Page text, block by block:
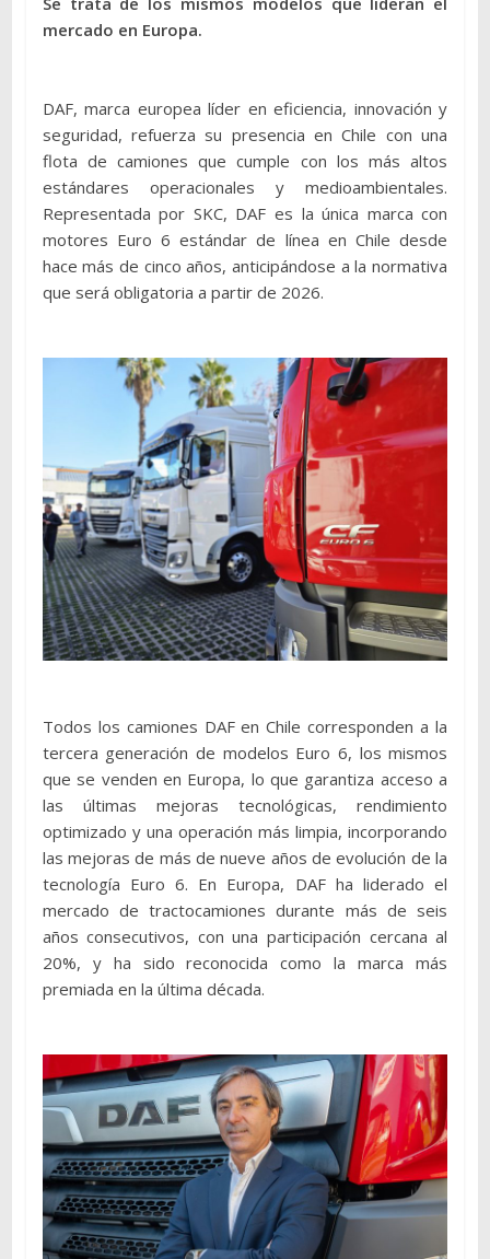
mercado en Europa.
DAF, marca europea líder en eficiencia, innovación y
seguridad, refuerza su presencia en Chile con una
flota de camiones que cumple con los más altos
estándares operacionales y medioambientales.
Representada por SKC, DAF es la única marca con
motores Euro 6 estándar de línea en Chile desde
hace más de cinco años, anticipándose a la normativa
que será obligatoria a partir de 2026.
Todos los camiones DAF en Chile corresponden a la
tercera generación de modelos Euro 6, los mismos
que se venden en Europa, lo que garantiza acceso a
las últimas mejoras tecnológicas, rendimiento
optimizado y una operación más limpia, incorporando
las mejoras de más de nueve años de evolución de la
tecnología Euro 6. En Europa, DAF ha liderado el
mercado de tractocamiones durante más de seis
años consecutivos, con una participación cercana al
20%, y ha sido reconocida como la marca más
premiada en la última década.